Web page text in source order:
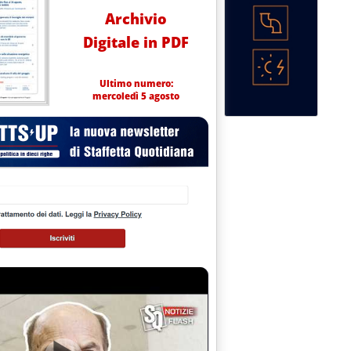
Archivio
Digitale in PDF
Ultimo numero:
mercoledì 5 agosto